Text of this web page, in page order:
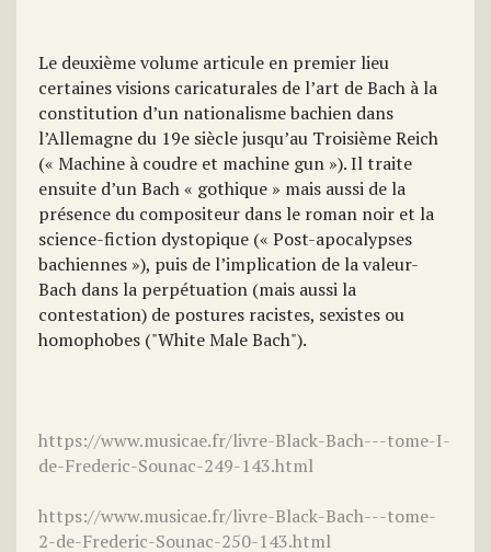
Le deuxième volume articule en premier lieu
certaines visions caricaturales de l’art de Bach à la
constitution d’un nationalisme bachien dans
l’Allemagne du 19e siècle jusqu’au Troisième Reich
(« Machine à coudre et machine gun »). Il traite
ensuite d’un Bach « gothique » mais aussi de la
présence du compositeur dans le roman noir et la
science-fiction dystopique (« Post-apocalypses
bachiennes »), puis de l’implication de la valeur-
Bach dans la perpétuation (mais aussi la
contestation) de postures racistes, sexistes ou
homophobes ("White Male Bach").
https://www.musicae.fr/livre-Black-Bach---tome-I-
de-Frederic-Sounac-249-143.html
https://www.musicae.fr/livre-Black-Bach---tome-
2-de-Frederic-Sounac-250-143.html